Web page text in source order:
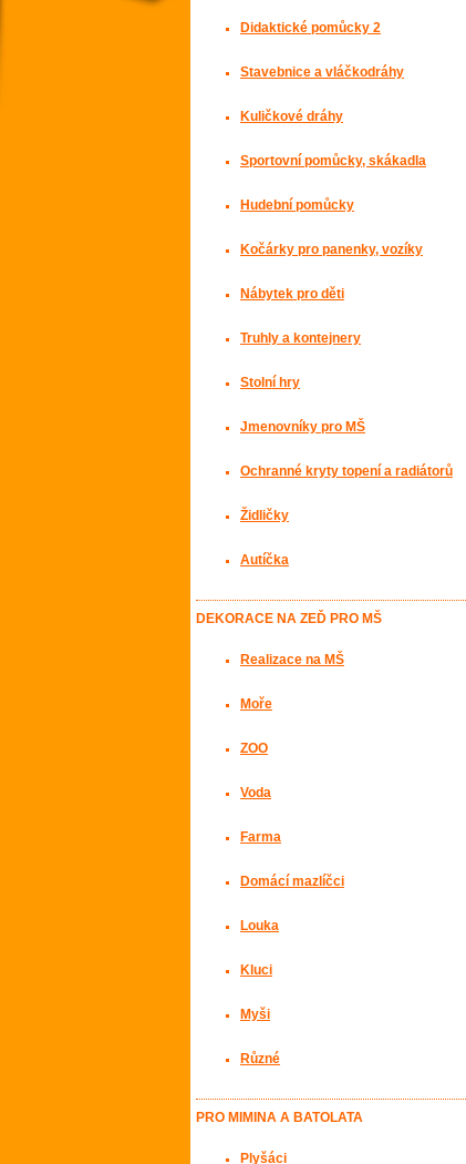
Didaktické pomůcky 2
Stavebnice a vláčkodráhy
Kuličkové dráhy
Sportovní pomůcky, skákadla
Hudební pomůcky
Kočárky pro panenky, vozíky
Nábytek pro děti
Truhly a kontejnery
Stolní hry
Jmenovníky pro MŠ
Ochranné kryty topení a radiátorů
Židličky
Autíčka
DEKORACE NA ZEĎ PRO MŠ
Realizace na MŠ
Moře
ZOO
Voda
Farma
Domácí mazlíčci
Louka
Kluci
Myši
Různé
PRO MIMINA A BATOLATA
Plyšáci